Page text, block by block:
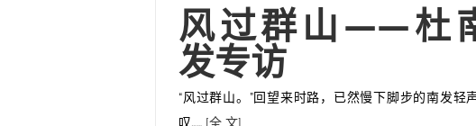
风过群山——杜
发专访
“风过群山。”回望来时路，已然慢下脚步的南发轻
叹…… [全 文]